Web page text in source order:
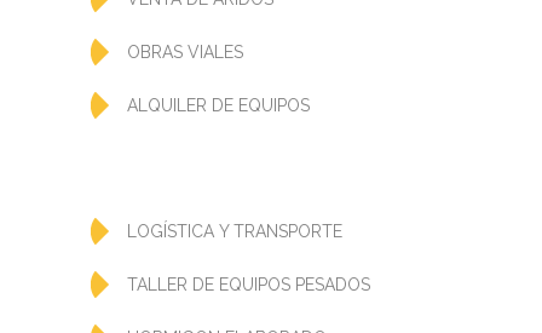
OBRAS VIALES
ALQUILER DE EQUIPOS
LOGÍSTICA Y TRANSPORTE
TALLER DE EQUIPOS PESADOS